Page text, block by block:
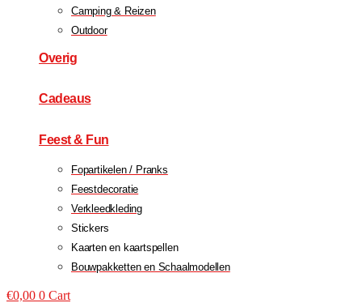
Camping & Reizen
Outdoor
Overig
Cadeaus
Feest & Fun
Fopartikelen / Pranks
Feestdecoratie
Verkleedkleding
Stickers
Kaarten en kaartspellen
Bouwpakketten en Schaalmodellen
€0,00 0 Cart